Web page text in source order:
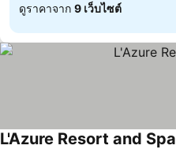
ดูราคาจาก 9 เว็บไซต์
L'Azure Resort and Spa